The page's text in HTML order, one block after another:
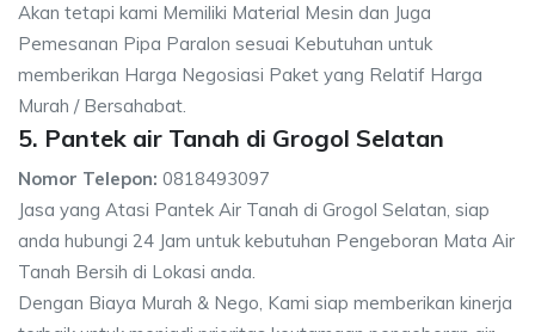
Akan tetapi kami Memiliki Material Mesin dan Juga
Pemesanan Pipa Paralon sesuai Kebutuhan untuk
memberikan Harga Negosiasi Paket yang Relatif Harga
Murah / Bersahabat.
5. Pantek air Tanah di Grogol Selatan
Nomor Telepon: 0818493097
Jasa yang Atasi Pantek Air Tanah di Grogol Selatan, siap
anda hubungi 24 Jam untuk kebutuhan Pengeboran Mata Air
Tanah Bersih di Lokasi anda.
Dengan Biaya Murah & Nego, Kami siap memberikan kinerja